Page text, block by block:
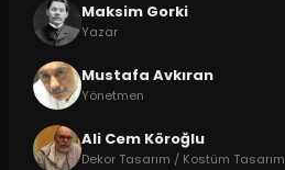
Maksim Gorki
Yazar
Mustafa Avkıran
Yönetmen
Ali Cem Köroğlu
Dekor Tasarım / Kostüm Tasarım